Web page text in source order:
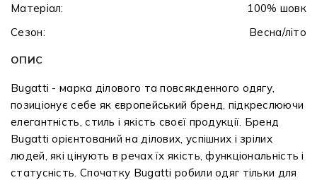
Матеріал:
100% шовк
Сезон:
Весна/літо
ОПИС
Bugatti - марка ділового та повсякденного одягу,
позиціонує себе як європейський бренд, підкреслюючи
елегантність, стиль і якість своєї продукції. Бренд
Bugatti орієнтований на ділових, успішних і зрілих
людей, які цінують в речах їх якість, функціональність і
статусність. Спочатку Bugatti робили одяг тільки для